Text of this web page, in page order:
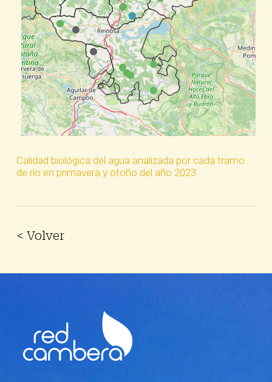
Calidad biológica del agua analizada por cada tramo
de río en primavera y otoño del año 2023
< Volver